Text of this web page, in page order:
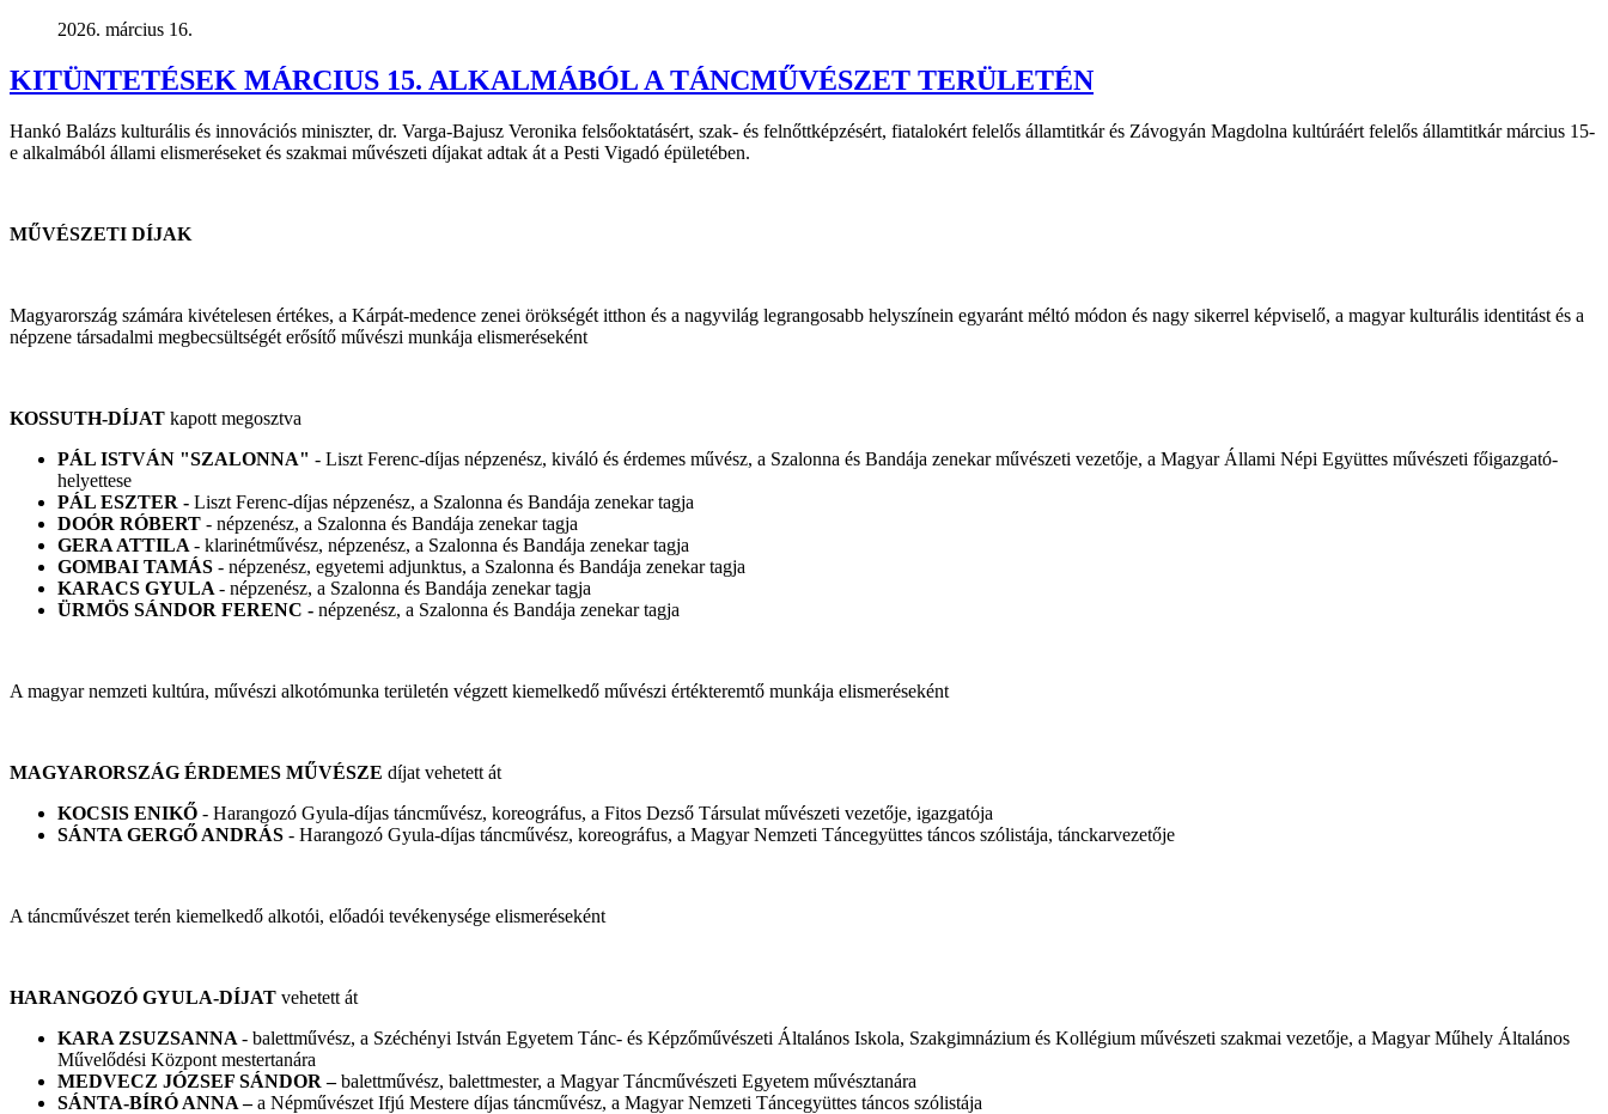
2026. március 16.
KITÜNTETÉSEK MÁRCIUS 15. ALKALMÁBÓL A TÁNCMŰVÉSZET TERÜLETÉN
Hankó Balázs kulturális és innovációs miniszter, dr. Varga-Bajusz Veronika felsőoktatásért, szak- és felnőttképzésért, fiatalokért felelős államtitkár és Závogyán Magdolna kultúráért felelős államtitkár március 15-
e alkalmából állami elismeréseket és szakmai művészeti díjakat adtak át a Pesti Vigadó épületében.
MŰVÉSZETI DÍJAK
Magyarország számára kivételesen értékes, a Kárpát-medence zenei örökségét itthon és a nagyvilág legrangosabb helyszínein egyaránt méltó módon és nagy sikerrel képviselő, a magyar kulturális identitást és a
népzene társadalmi megbecsültségét erősítő művészi munkája elismeréseként
KOSSUTH-DÍJAT kapott megosztva
PÁL ISTVÁN "SZALONNA" - Liszt Ferenc-díjas népzenész, kiváló és érdemes művész, a Szalonna és Bandája zenekar művészeti vezetője, a Magyar Állami Népi Együttes művészeti főigazgató-
helyettese
PÁL ESZTER - Liszt Ferenc-díjas népzenész, a Szalonna és Bandája zenekar tagja
DOÓR RÓBERT - népzenész, a Szalonna és Bandája zenekar tagja
GERA ATTILA - klarinétművész, népzenész, a Szalonna és Bandája zenekar tagja
GOMBAI TAMÁS - népzenész, egyetemi adjunktus, a Szalonna és Bandája zenekar tagja
KARACS GYULA - népzenész, a Szalonna és Bandája zenekar tagja
ÜRMÖS SÁNDOR FERENC - népzenész, a Szalonna és Bandája zenekar tagja
A magyar nemzeti kultúra, művészi alkotómunka területén végzett kiemelkedő művészi értékteremtő munkája elismeréseként
MAGYARORSZÁG ÉRDEMES MŰVÉSZE díjat vehetett át
KOCSIS ENIKŐ - Harangozó Gyula-díjas táncművész, koreográfus, a Fitos Dezső Társulat művészeti vezetője, igazgatója
SÁNTA GERGŐ ANDRÁS - Harangozó Gyula-díjas táncművész, koreográfus, a Magyar Nemzeti Táncegyüttes táncos szólistája, tánckarvezetője
A táncművészet terén kiemelkedő alkotói, előadói tevékenysége elismeréseként
HARANGOZÓ GYULA-DÍJAT vehetett át
KARA ZSUZSANNA - balettművész, a Széchényi István Egyetem Tánc- és Képzőművészeti Általános Iskola, Szakgimnázium és Kollégium művészeti szakmai vezetője, a Magyar Műhely Általános
Művelődési Központ mestertanára
MEDVECZ JÓZSEF SÁNDOR –balettművész, balettmester, a Magyar Táncművészeti Egyetem művésztanára
SÁNTA-BÍRÓ ANNA –a Népművészet Ifjú Mestere díjas táncművész, a Magyar Nemzeti Táncegyüttes táncos szólistája